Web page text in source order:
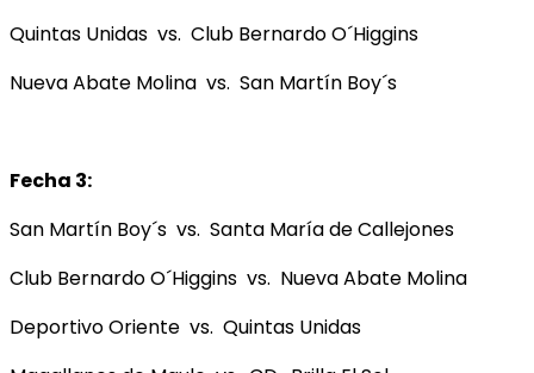
Quintas Unidas vs. Club Bernardo O´Higgins
Nueva Abate Molina vs. San Martín Boy´s
Fecha 3:
San Martín Boy´s vs. Santa María de Callejones
Club Bernardo O´Higgins vs. Nueva Abate Molina
Deportivo Oriente vs. Quintas Unidas